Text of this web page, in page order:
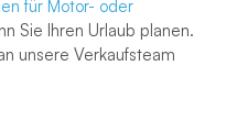
für Motor- oder
Sie Ihren Urlaub planen.
unsere Verkaufsteam